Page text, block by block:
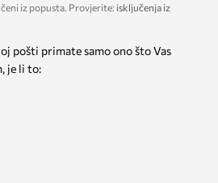
iz popusta. Provjerite: isključenja iz
pošti primate samo ono što Vas
je li to: